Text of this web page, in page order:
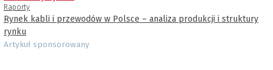
Raporty
Rynek kabli i przewodów w Polsce – analiza produkcji i struktury
rynku
Artykuł sponsorowany